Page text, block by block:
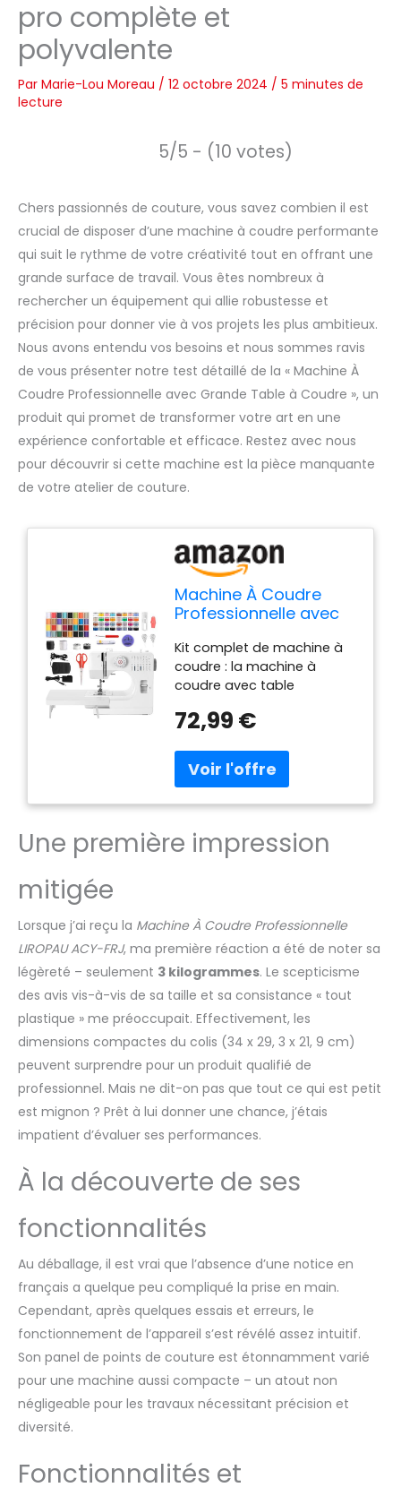
pro complète et
polyvalente
Par Marie-Lou Moreau / 12 octobre 2024 / 5 minutes de
lecture
5/5 - (10 votes)
Chers passionnés de couture, vous savez combien il est
crucial de disposer d’une machine à coudre performante
qui suit le rythme de votre créativité tout en offrant une
grande surface de travail. Vous êtes nombreux à
rechercher un équipement qui allie robustesse et
précision pour donner vie à vos projets les plus ambitieux.
Nous avons entendu vos besoins et nous sommes ravis
de vous présenter notre test détaillé de la « Machine À
Coudre Professionnelle avec Grande Table à Coudre », un
produit qui promet de transformer votre art en une
expérience confortable et efficace. Restez avec nous
pour découvrir si cette machine est la pièce manquante
de votre atelier de couture.
Machine À Coudre
Professionnelle avec
Coudre Table
Kit complet de machine à
coudre : la machine à
coudre avec table
espace de travail étendu
elle est livrée avec un
ensemble complet d'outils
des ciseaux, un enfile-
aiguille, un ruban à mesurer,
points: La machine à
coudre propose 14 types
de points impressionnants
parmi lesquels choisir pour
répondre à vos différents
besoins de couture, y
compris les points avant et
arrière, les points de
manches et les points unis
à double fil, avec des
pédales interchangeables,
vous permettant de
projet 64 bobines de
couleur: 64 bobines de fil
bobines de fil colorées, des
qualité, des ciseaux solides
en acier inoxydable, un
ruban et un mètre ruban,
etc. Bobines de fil aux
couleurs vives et durables
pour votre utilisation de
couture d'urgence
【Bonnes performances de
y compris jusqu'à 8
72,99 €
Une première impression
mitigée
Lorsque j’ai reçu la Machine À Coudre Professionnelle
LIROPAU ACY-FRJ, ma première réaction a été de noter sa
légèreté – seulement 3 kilogrammes. Le scepticisme
des avis vis-à-vis de sa taille et sa consistance « tout
plastique » me préoccupait. Effectivement, les
dimensions compactes du colis (34 x 29, 3 x 21, 9 cm)
peuvent surprendre pour un produit qualifié de
professionnel. Mais ne dit-on pas que tout ce qui est petit
est mignon ? Prêt à lui donner une chance, j’étais
impatient d’évaluer ses performances.
À la découverte de ses
fonctionnalités
Au déballage, il est vrai que l’absence d’une notice en
français a quelque peu compliqué la prise en main.
Cependant, après quelques essais et erreurs, le
fonctionnement de l’appareil s’est révélé assez intuitif.
Son panel de points de couture est étonnamment varié
pour une machine aussi compacte – un atout non
négligeable pour les travaux nécessitant précision et
diversité.
Fonctionnalités et